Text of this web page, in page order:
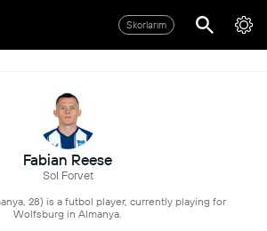
Skorlarım
Fabian Reese
Sol Forvet
28) is a futbol player, currently playing for
Wolfsburg in Almanya.